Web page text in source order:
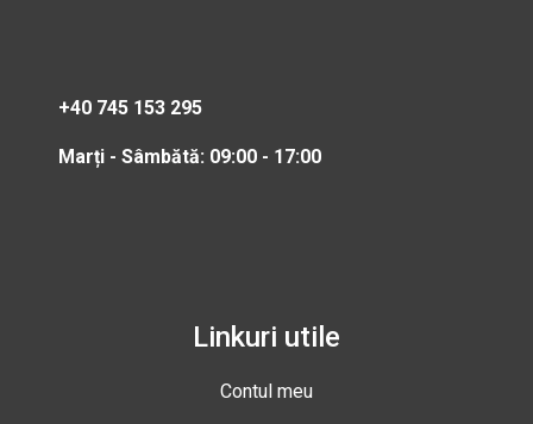
+40 745 153 295
Marți - Sâmbătă: 09:00 - 17:00
Linkuri utile
Contul meu